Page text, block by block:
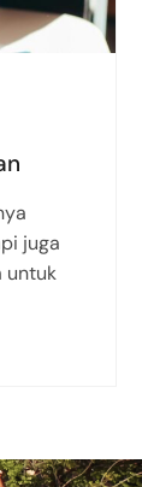
juga
untuk